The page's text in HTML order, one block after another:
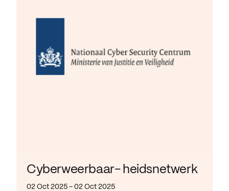
Cyberweerbaar- heidsnetwerk
02 Oct 2025 - 02 Oct 2025